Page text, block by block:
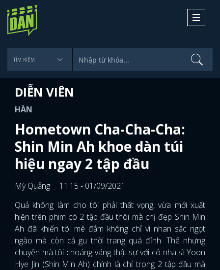
Toggle
DIỄN VIÊN
HÀN
Hometown Cha-Cha-Cha:
Shin Min Ah khoe dàn túi
hiệu ngay 2 tập đầu
Mỳ Quảng
11:15 - 01/09/2021
Quả không làm cho tôi phải thất vọng, vừa mới xuất
hiện trên phim có 2 tập đầu thôi mà chị đẹp Shin Min
Ah đã khiến tôi mê đắm không chỉ vì nhan sắc ngọt
ngào mà còn cả gu thời trang quá đỉnh. Thế nhưng
chuyện mà tôi choáng váng thật sự với cô nha sĩ Yoon
Hye Jin (Shin Min Ah) chính là chỉ trong 2 tập đầu mà